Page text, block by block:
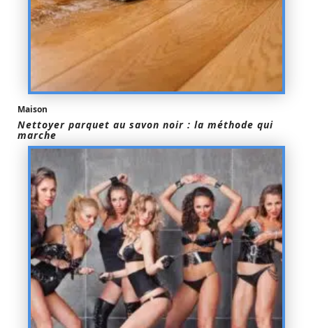
Maison
Nettoyer parquet au savon noir : la méthode qui
marche